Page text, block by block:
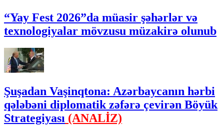
“Yay Fest 2026”da müasir şəhərlər və
texnologiyalar mövzusu müzakirə olunub
Şuşadan Vaşinqtona: Azərbaycanın hərbi
qələbəni diplomatik zəfərə çevirən Böyük
Strategiyası (ANALİZ)